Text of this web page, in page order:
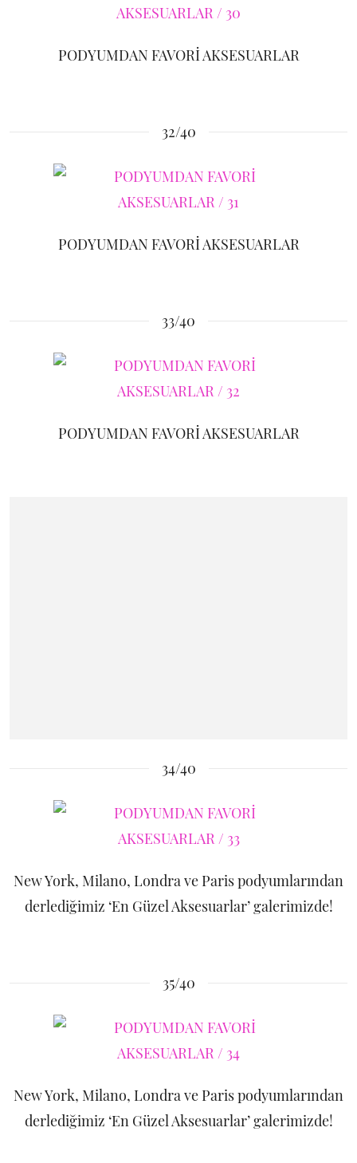
PODYUMDAN FAVORİ AKSESUARLAR
32/40
PODYUMDAN FAVORİ AKSESUARLAR
33/40
PODYUMDAN FAVORİ AKSESUARLAR
34/40
New York, Milano, Londra ve Paris podyumlarından
derlediğimiz ‘En Güzel Aksesuarlar’ galerimizde!
35/40
New York, Milano, Londra ve Paris podyumlarından
derlediğimiz ‘En Güzel Aksesuarlar’ galerimizde!